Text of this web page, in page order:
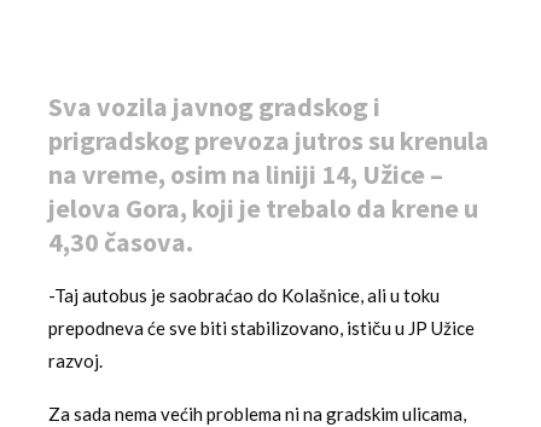
Sva vozila javnog gradskog i
prigradskog prevoza jutros su krenula
na vreme, osim na liniji 14, Užice –
jelova Gora, koji je trebalo da krene u
4,30 časova.
-Taj autobus je saobraćao do Kolašnice, ali u toku
prepodneva će sve biti stabilizovano, ističu u JP Užice
razvoj.
Za sada nema većih problema ni na gradskim ulicama,